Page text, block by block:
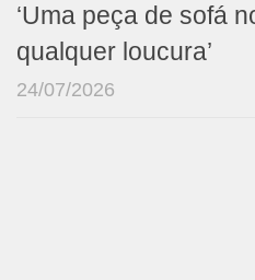
‘Uma peça de sofá
qualquer loucura’
24/07/2026